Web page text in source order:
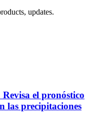
updates.
el pronóstico
las precipitaciones